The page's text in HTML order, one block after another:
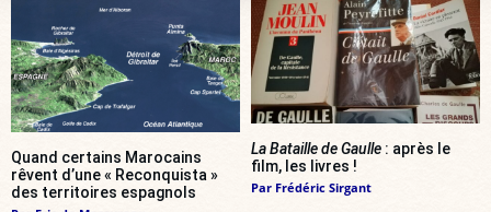
Quand certains Marocains
rêvent d’une « Reconquista »
des territoires espagnols
La Bataille de Gaulle : après le
film, les livres !
Par Frédéric Sirgant